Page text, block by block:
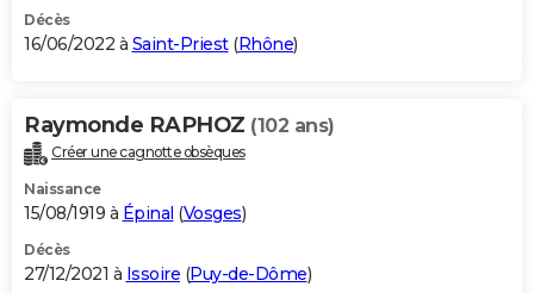
Décès
16/06/2022 à Saint-Priest(Rhône)
Raymonde RAPHOZ (102 ans)
Créer une cagnotte obsèques
Naissance
15/08/1919 à Épinal (Vosges)
Décès
27/12/2021 à Issoire (Puy-de-Dôme)